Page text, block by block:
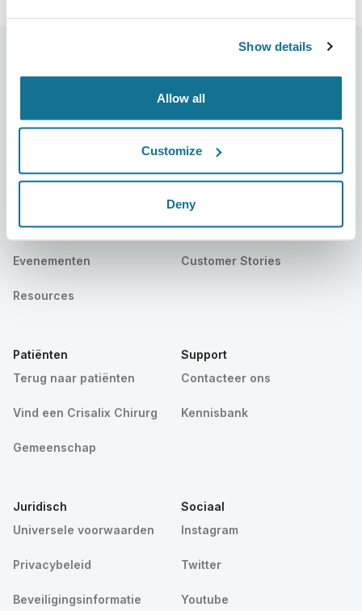
Show details
Allow all
Customize
Deny
Over ons
Publicaties
Evenementen
Resources
Chirurgen
Terug naar Chirurgen
3D business manager
Patiëntrecensies
Customer Stories
Patiënten
Terug naar patiënten
Vind een Crisalix Chirurg
Gemeenschap
Support
Contacteer ons
Kennisbank
Juridisch
Universele voorwaarden
Privacybeleid
Beveiligingsinformatie
Sociaal
Instagram
Twitter
Youtube